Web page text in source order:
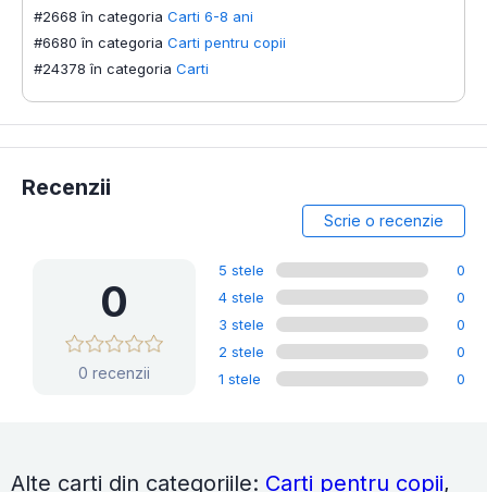
#2668 în categoria Carti 6-8 ani
#6680 în categoria Carti pentru copii
#24378 în categoria Carti
Recenzii
Scrie o recenzie
0
0 recenzii
5 stele
0
4 stele
0
3 stele
0
2 stele
0
1 stele
0
Alte carti din categoriile: Carti pentru copii,